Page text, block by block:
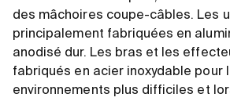
des mâchoires coupe-câbles. Les
principalement fabriquées en
anodisé dur. Les bras et les
fabriqués en acier inoxydable pour
environnements plus difficiles et